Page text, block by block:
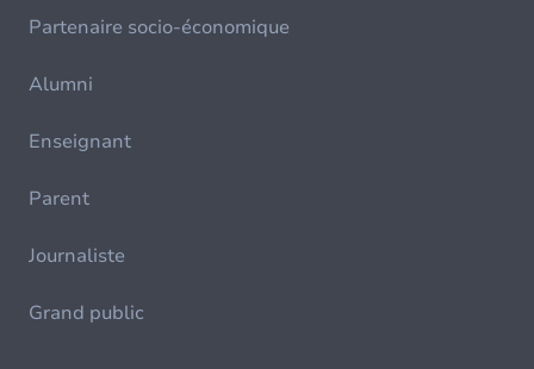
Partenaire socio-économique
Alumni
Enseignant
Parent
Journaliste
Grand public